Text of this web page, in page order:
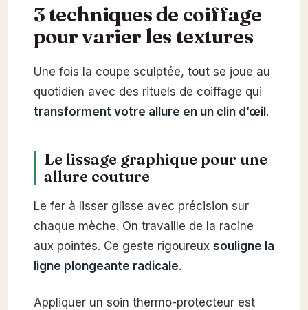
3 techniques de coiffage
pour varier les textures
Une fois la coupe sculptée, tout se joue au
quotidien avec des rituels de coiffage qui
transforment votre allure en un clin d’œil.
Le lissage graphique pour une
allure couture
Le fer à lisser glisse avec précision sur
chaque mèche. On travaille de la racine
aux pointes. Ce geste rigoureux souligne la
ligne plongeante radicale.
Appliquer un soin thermo-protecteur est